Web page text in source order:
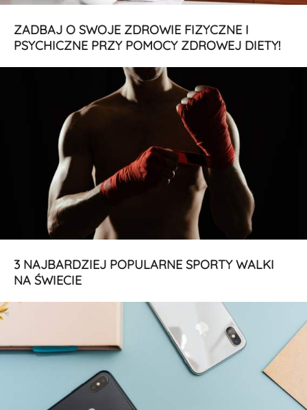
ZADBAJ O SWOJE ZDROWIE FIZYCZNE I
PSYCHICZNE PRZY POMOCY ZDROWEJ DIETY!
3 NAJBARDZIEJ POPULARNE SPORTY WALKI
NA ŚWIECIE